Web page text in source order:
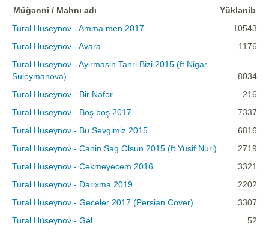
Müğənni / Mahnı adı
Yüklənib
Tural Huseynov - Amma men 2017
10543
Tural Huseynov - Avara
1176
Tural Huseynov - Ayirmasin Tanri Bizi 2015 (ft Nigar
Suleymanova)
8034
Tural Hüseynov - Bir Nəfər
216
Tural Huseynov - Boş boş 2017
7337
Tural Huseynov - Bu Sevgimiz 2015
6816
Tural Huseynov - Canin Sag Olsun 2015 (ft Yusif Nuri)
2719
Tural Huseynov - Cekmeyecem 2016
3321
Tural Huseynov - Darixma 2019
2202
Tural Huseynov - Geceler 2017 (Persian Cover)
3307
Tural Hüseynov - Gəl
52